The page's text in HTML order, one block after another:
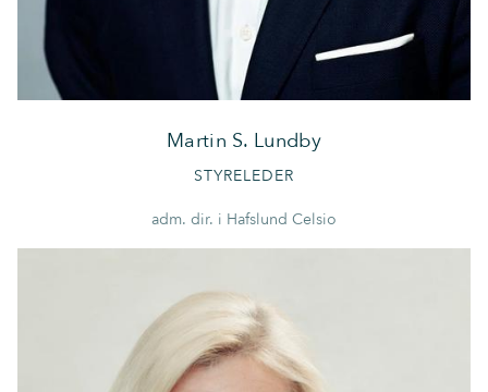
Martin S. Lundby
STYRELEDER
adm. dir. i Hafslund Celsio